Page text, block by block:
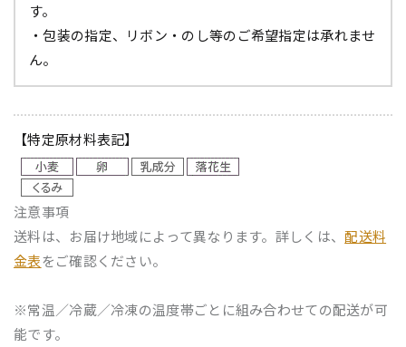
す。
・包装の指定、リボン・のし等のご希望指定は承れませ
ん。
【特定原材料表記】
注意事項
送料は、お届け地域によって異なります。詳しくは、配送料
金表をご確認ください。
※常温／冷蔵／冷凍の温度帯ごとに組み合わせての配送が可
能です。